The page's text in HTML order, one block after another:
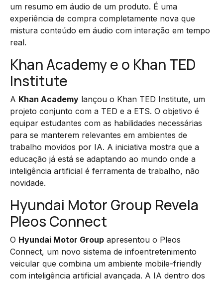
um resumo em áudio de um produto. É uma
experiência de compra completamente nova que
mistura conteúdo em áudio com interação em tempo
real.
Khan Academy e o Khan TED
Institute
A Khan Academy lançou o Khan TED Institute, um
projeto conjunto com a TED e a ETS. O objetivo é
equipar estudantes com as habilidades necessárias
para se manterem relevantes em ambientes de
trabalho movidos por IA. A iniciativa mostra que a
educação já está se adaptando ao mundo onde a
inteligência artificial é ferramenta de trabalho, não
novidade.
Hyundai Motor Group Revela
Pleos Connect
O Hyundai Motor Group apresentou o Pleos
Connect, um novo sistema de infoentretenimento
veicular que combina um ambiente mobile-friendly
com inteligência artificial avançada. A IA dentro dos